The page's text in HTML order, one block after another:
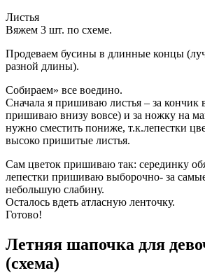
Листья
Вяжем 3 шт. по схеме.
Продеваем бусины в длинные концы
разной длины).
Собираем» все воедино.
Сначала я пришиваю листья – за кончик
пришиваю внизу вовсе) и за ножку на
нужно сместить пониже, т.к.лепестки
высоко пришитые листья.
Сам цветок пришиваю так: серединку
лепестки пришиваю выборочно- за
небольшую слабину.
Осталось вдеть атласную ленточку.
Готово!
Летняя шапочка для
(схема)